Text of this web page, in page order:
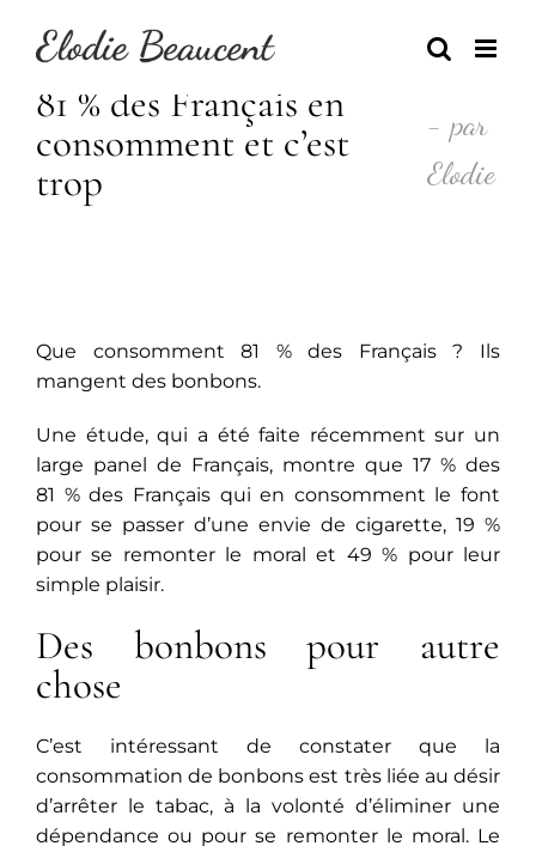
81 % des Français en
consomment et c’est
trop
- par
Elodie
Que consomment 81 % des Français ? Ils
mangent des bonbons.
Une étude, qui a été faite récemment sur un
large panel de Français, montre que 17 % des
81 % des Français qui en consomment le font
pour se passer d’une envie de cigarette, 19 %
pour se remonter le moral et 49 % pour leur
simple plaisir.
Des bonbons pour autre
chose
C’est intéressant de constater que la
consommation de bonbons est très liée au désir
d’arrêter le tabac, à la volonté d’éliminer une
dépendance ou pour se remonter le moral. Le